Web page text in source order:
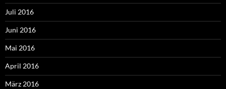
Juli 2016
Juni 2016
Mai 2016
April 2016
März 2016